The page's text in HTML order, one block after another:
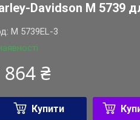
Davidson M 5739
M 5739EL-3
864 ₴
Купити